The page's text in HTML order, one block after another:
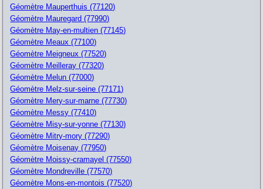
Géomètre Mauperthuis (77120)
Géomètre Mauregard (77990)
Géomètre May-en-multien (77145)
Géomètre Meaux (77100)
Géomètre Meigneux (77520)
Géomètre Meilleray (77320)
Géomètre Melun (77000)
Géomètre Melz-sur-seine (77171)
Géomètre Mery-sur-marne (77730)
Géomètre Messy (77410)
Géomètre Misy-sur-yonne (77130)
Géomètre Mitry-mory (77290)
Géomètre Moisenay (77950)
Géomètre Moissy-cramayel (77550)
Géomètre Mondreville (77570)
Géomètre Mons-en-montois (77520)